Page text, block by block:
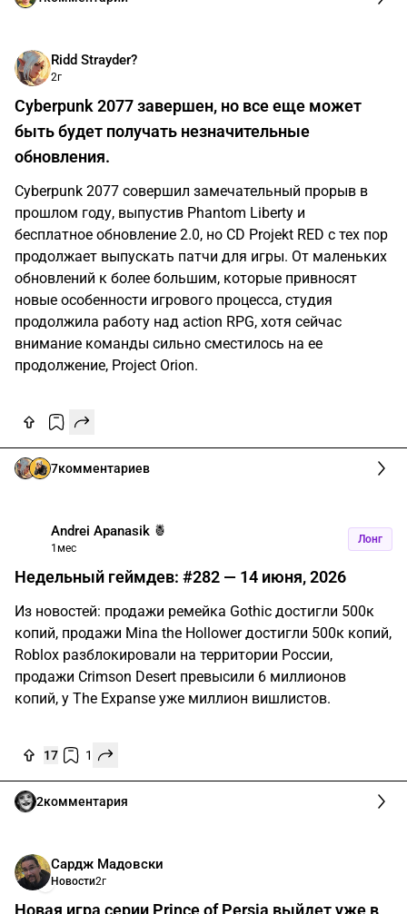
Ridd Strayder?
2г
Cyberpunk 2077 завершен, но все еще может
быть будет получать незначительные
обновления.
Cyberpunk 2077 совершил замечательный прорыв в
прошлом году, выпустив Phantom Liberty и
бесплатное обновление 2.0, но CD Projekt RED с тех пор
продолжает выпускать патчи для игры. От маленьких
обновлений к более большим, которые привносят
новые особенности игрового процесса, студия
продолжила работу над action RPG, хотя сейчас
внимание команды сильно сместилось на ее
продолжение, Project Orion.
7комментариев
Andrei Apanasik 🍍
1мес
Лонг
Недельный геймдев: #282 — 14 июня, 2026
Из новостей: продажи ремейка Gothic достигли 500к
копий, продажи Mina the Hollower достигли 500к копий,
Roblox разблокировали на территории России,
продажи Crimson Desert превысили 6 миллионов
копий, у The Expanse уже миллион вишлистов.
17 1
2комментария
Сардж Мадовски
Новости2г
Новая игра серии Prince of Persia выйдет уже в